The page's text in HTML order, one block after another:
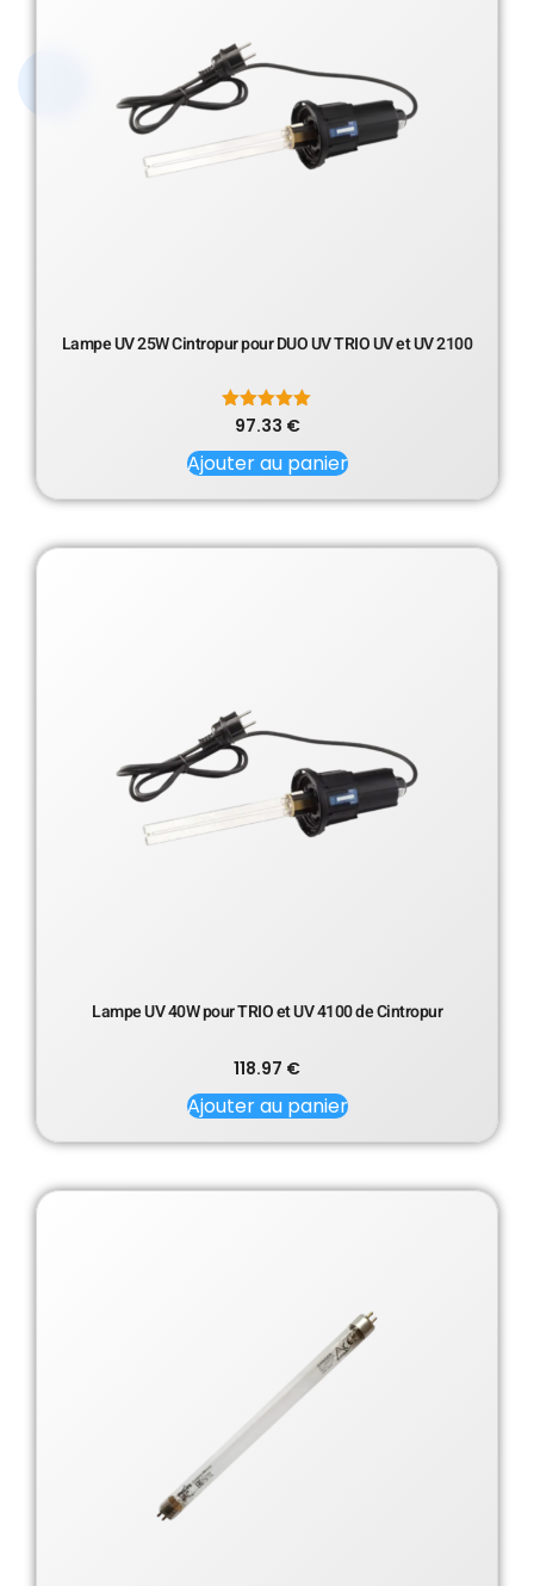
Lampe UV 25W Cintropur pour DUO UV TRIO UV et UV 2100
Note
sur 5
97.33 €
Ajouter au panier
Lampe UV 40W pour TRIO et UV 4100 de Cintropur
118.97 €
Ajouter au panier